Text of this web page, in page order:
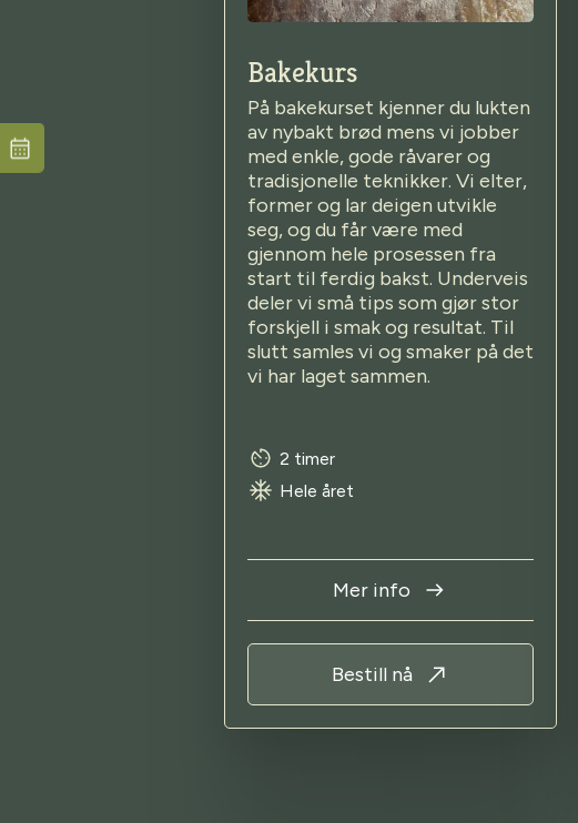
Bakekurs
På bakekurset kjenner du lukten
av nybakt brød mens vi jobber
med enkle, gode råvarer og
tradisjonelle teknikker. Vi elter,
former og lar deigen utvikle
seg, og du får være med
gjennom hele prosessen fra
start til ferdig bakst. Underveis
deler vi små tips som gjør stor
forskjell i smak og resultat. Til
slutt samles vi og smaker på det
vi har laget sammen.
2 timer
Hele året
Mer info
Bestill nå